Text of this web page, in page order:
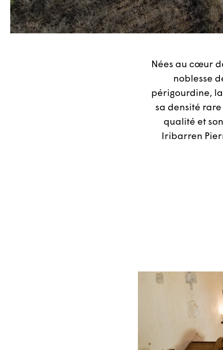
Nées au cœur
noblesse
périgourdine,
sa densité
qualité et
Iribarren